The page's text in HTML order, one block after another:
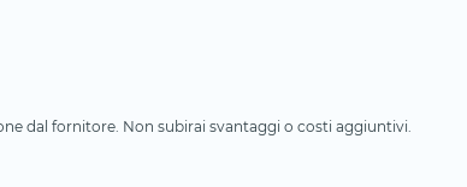
dal fornitore. Non subirai svantaggi o costi aggiuntivi.